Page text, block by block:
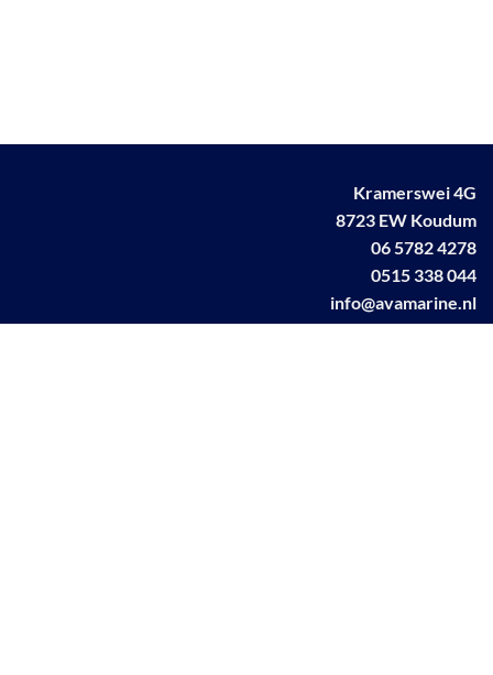
Kramerswei 4G
8723 EW Koudum
06 5782 4278
0515 338 044
info@avamarine.nl